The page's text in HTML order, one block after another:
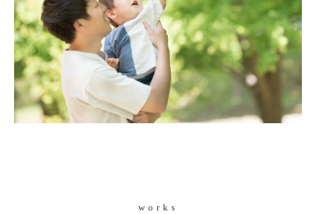
works